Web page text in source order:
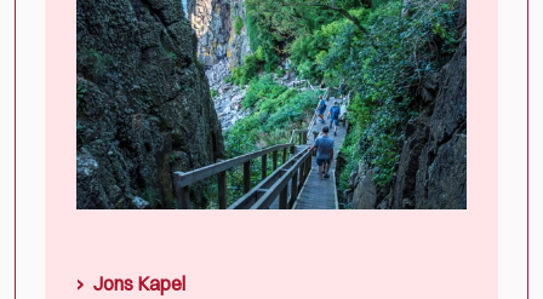
Jons Kapel